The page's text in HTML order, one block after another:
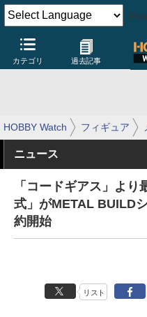
カテゴリ 過去記事
HOBBY Watch フィギュア
ニュース
「コードギアス」よ
式」がMETAL BUILD
約開始
リスト